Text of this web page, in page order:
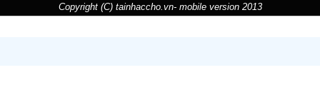
Copyright (C) tainhaccho.vn- mobile version 2013